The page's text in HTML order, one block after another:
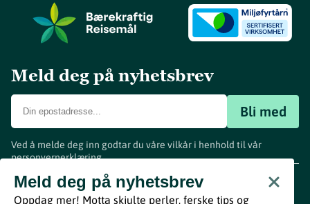
Meld deg på nyhetsbrev
Bli med
Ved å melde deg inn godtar du våre vilkår i henhold til vår
personvernerklæring.
Meld deg på nyhetsbrev
Oppdag mer! Motta skjulte perler, ferske tips og
www.visitvestfold.com
Turistinformasjon